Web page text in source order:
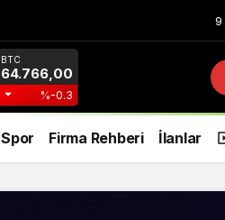
9
BTC
64.766,00
%-0.3
Spor Firma Rehberi İlanlar